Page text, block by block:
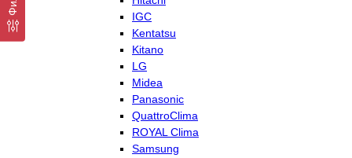
IGC
Kentatsu
Kitano
LG
Midea
Panasonic
QuattroClima
ROYAL Clima
Samsung